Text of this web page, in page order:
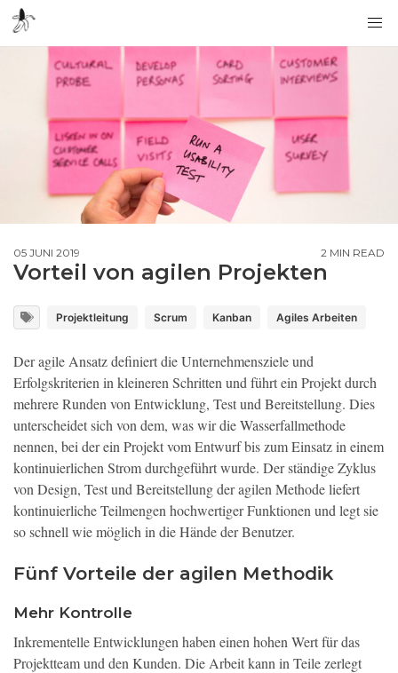
05 JUNI 2019 2 MIN READ
Vorteil von agilen Projekten
Projektleitung Scrum Kanban Agiles Arbeiten
Der agile Ansatz definiert die Unternehmensziele und
Erfolgskriterien in kleineren Schritten und führt ein Projekt durch
mehrere Runden von Entwicklung, Test und Bereitstellung. Dies
unterscheidet sich von dem, was wir die Wasserfallmethode
nennen, bei der ein Projekt vom Entwurf bis zum Einsatz in einem
kontinuierlichen Strom durchgeführt wurde. Der ständige Zyklus
von Design, Test und Bereitstellung der agilen Methode liefert
kontinuierliche Teilmengen hochwertiger Funktionen und legt sie
so schnell wie möglich in die Hände der Benutzer.
Fünf Vorteile der agilen Methodik
Mehr Kontrolle
Inkrementelle Entwicklungen haben einen hohen Wert für das
Projektteam und den Kunden. Die Arbeit kann in Teile zerlegt